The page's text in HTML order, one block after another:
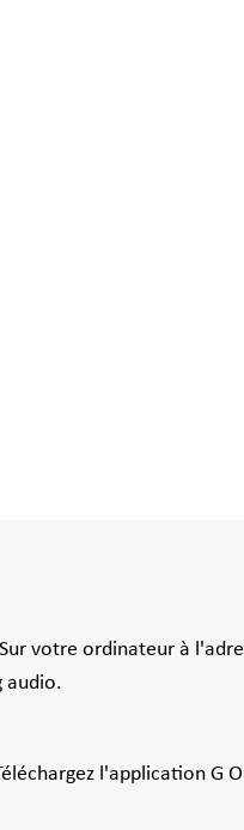
votre ordinateur à
audio.
l'application G